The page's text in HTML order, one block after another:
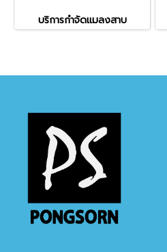
บริการกำจัดแมลงสาบ